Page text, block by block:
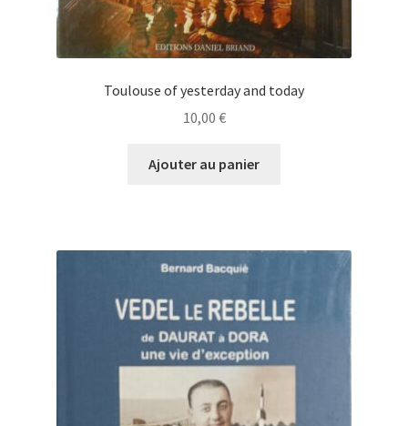
Toulouse of yesterday and today
10,00 €
Ajouter au panier